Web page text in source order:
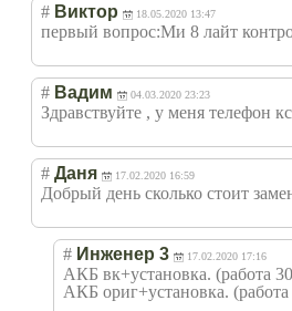
# Виктор 18.05.2020 13:47
первый вопрос:Ми 8 лайт
# Вадим 04.03.2020 23:23
Здравствуйте , у меня телефон
# Даня 17.02.2020 16:59
Добрый день сколько стоит
# Инженер 3 17.02.2020 17:16
АКБ вк+установка. (работа
АКБ ориг+установка.